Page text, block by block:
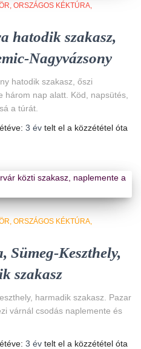
ORSZÁGOS KÉKTÚRA
hatodik szakasz,
Nagyvázsony
hatodik szakasz, őszi
nap alatt. Köd, napsütés,
a túrát.
3 év telt el a közzététel óta
ORSZÁGOS KÉKTÚRA
Sümeg-Keszthely,
szakasz
harmadik szakasz. Pazar
várnál csodás naplemente és
3 év telt el a közzététel óta